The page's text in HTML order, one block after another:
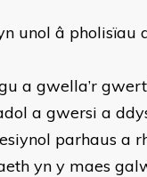
unol â pholisïau
a gwella’r
a gwersi a
parhaus a
yn y maes